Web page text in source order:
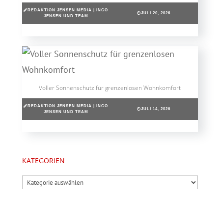
REDAKTION JENSEN MEDIA | INGO
JENSEN UND TEAM
JULI 20, 2026
Voller Sonnenschutz für grenzenlosen Wohnkomfort
REDAKTION JENSEN MEDIA | INGO
JENSEN UND TEAM
JULI 14, 2026
KATEGORIEN
Kategorien